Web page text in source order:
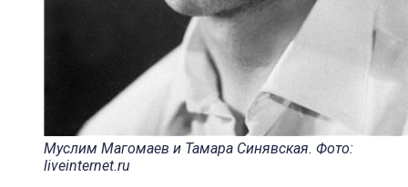
Муслим Магомаев и Тамара Синявская. Фото:
liveinternet.ru